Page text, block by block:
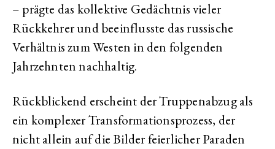
– prägte das kollektive Gedächtnis vieler
Rückkehrer und beeinflusste das russische
Verhältnis zum Westen in den folgenden
Jahrzehnten nachhaltig.
Rückblickend erscheint der Truppenabzug als
ein komplexer Transformationsprozess, der
nicht allein auf die Bilder feierlicher Paraden